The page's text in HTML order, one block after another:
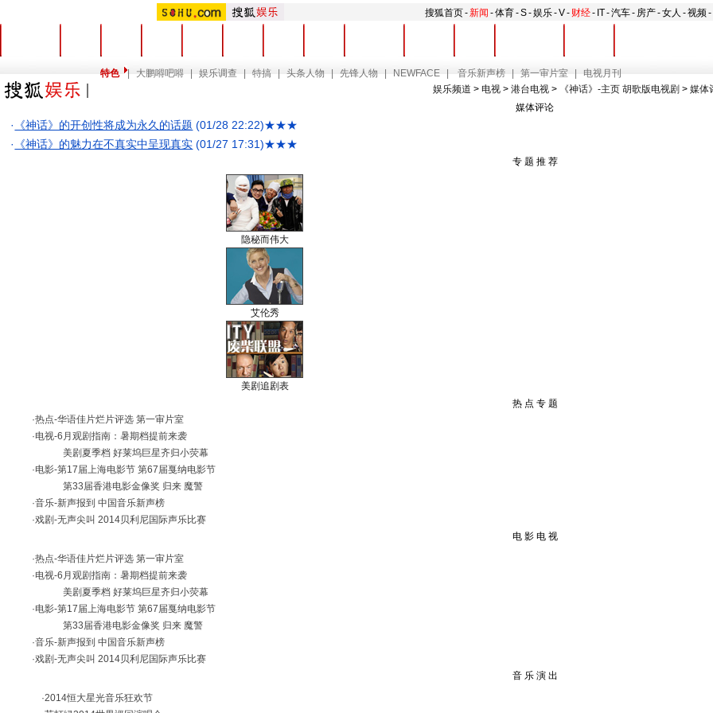
搜狐首页-新闻 -体育-S-娱乐-V- 财经- IT-汽车- 房产-女人 -视频-
特色 大鹏嘚吧嘚 娱乐调查 特搞 头条人物 先锋人物 NEWFACE 音乐新声榜 第一审片室
电视月刊
娱乐频道 > 电视> 港台电视> 《神话》-主页 胡歌版电视剧 > 媒体
媒体评论
· 《神话》的开创性将成为永久的话题 (01/28 22:22)★★★
·
《神话》的魅力在不真实中呈现真实 (01/27 17:31)★★★
专 题 推 荐
隐秘而伟大
艾伦秀
美剧追剧表
热 点 专 题
·热点-华语佳片烂片评选 第一审片室
·电视-6月观剧指南：暑期档提前来袭
美剧夏季档 好莱坞巨星齐归小荧幕
·电影-第17届上海电影节 第67届戛纳电影节
第33届香港电影金像奖 归来 魔警
·音乐-新声报到 中国音乐新声榜
·戏剧-无声尖叫 2014贝利尼国际声乐比赛
电 影 电 视
·热点-华语佳片烂片评选 第一审片室
·电视-6月观剧指南：暑期档提前来袭
美剧夏季档 好莱坞巨星齐归小荧幕
·电影-第17届上海电影节 第67届戛纳电影节
第33届香港电影金像奖 归来 魔警
·音乐-新声报到 中国音乐新声榜
·戏剧-无声尖叫 2014贝利尼国际声乐比赛
音 乐 演 出
·2014恒大星光音乐狂欢节